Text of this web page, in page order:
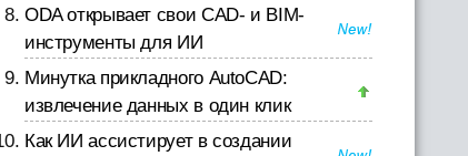
ODA открывает свои CAD- и BIM-
инструменты для ИИ
Минутка прикладного AutoCAD:
извлечение данных в один клик
Как ИИ ассистирует в создании